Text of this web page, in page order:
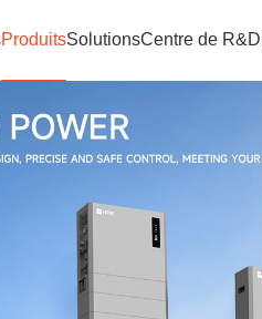
ProduitsSolutionsCentre de R&D